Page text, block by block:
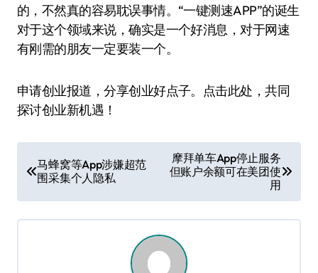
的，不然真的容易耽误事情。“一键测速APP”的诞生
对于这个领域来说，确实是一个好消息，对于网速
有刚需的朋友一定要装一个。
申请创业报道，分享创业好点子。点击此处，共同
探讨创业新机遇！
章
导
航
马蜂窝等App涉嫌超范
围采集个人隐私
摩拜单车App停止服务
但账户余额可在美团使
用